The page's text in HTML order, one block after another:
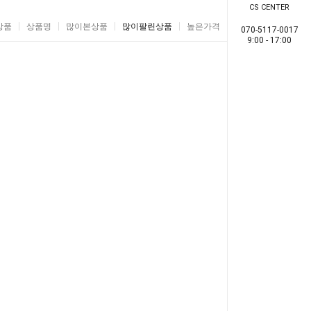
CS CENTER
070-5117-0017
9:00 - 17:00
품 상품명 많이본상품 많이팔린상품 높은가격 낮은가격